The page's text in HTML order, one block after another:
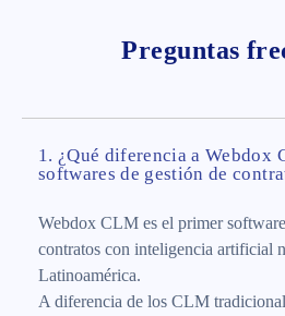
Preguntas
1. ¿Qué diferencia a Webdox
softwares de gestión de
Webdox CLM es el primer
contratos con inteligencia artificial
Latinoamérica.
A diferencia de los CLM